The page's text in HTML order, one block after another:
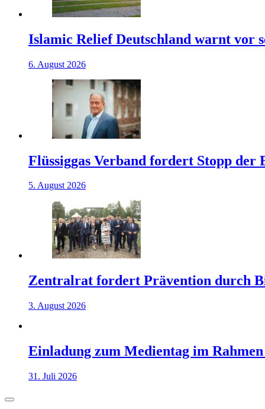
Islamic Relief Deutschland warnt vor
6. August 2026
Flüssiggas Verband fordert Stopp
5. August 2026
Zentralrat fordert Prävention durch
3. August 2026
Einladung zum Medientag im
31. Juli 2026